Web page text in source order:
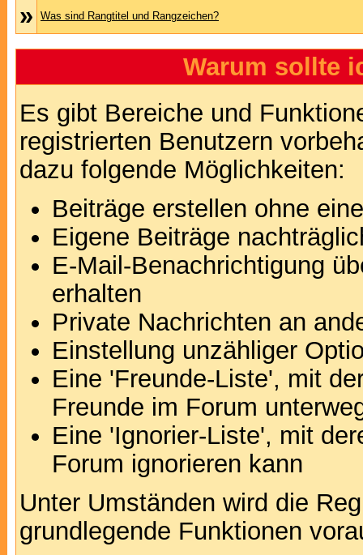
» Was sind Rangtitel und Rangzeichen?
Warum sollte
Es gibt Bereiche und
registrierten Benutzern
dazu folgende Möglichkeiten:
Beiträge erstellen ohne
Eigene Beiträge
E-Mail-Benachrichtigung
erhalten
Private Nachrichten an
Einstellung unzähliger
Eine 'Freunde-Liste', mit
Freunde im Forum
Eine 'Ignorier-Liste', mit
Forum ignorieren kann
Unter Umständen wird die
grundlegende Funktionen